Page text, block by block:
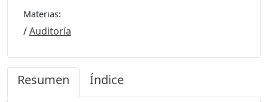
Materias:
/Auditoría
Resumen Índice